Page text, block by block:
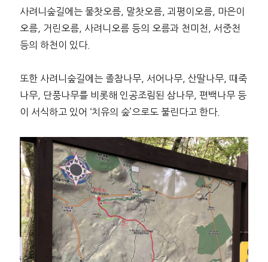
사려니숲길에는 물찻오름, 말찻오름, 괴평이오름, 마은이
오름, 거린오름, 사려니오름 등의 오름과 천미천, 서중천
등의 하천이 있다.
또한 사려니숲길에는 졸참나무, 서어나무, 산딸나무, 때죽
나무, 단풍나무를 비롯해 인공조림된 삼나무, 편백나무 등
이 서식하고 있어 ‘치유의 숲’으로도 불린다고 한다.